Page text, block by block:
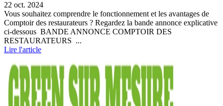
22 oct. 2024
Vous souhaitez comprendre le fonctionnement et les avantages de
Comptoir des restaurateurs ? Regardez la bande annonce explicative
ci-dessous BANDE ANNONCE COMPTOIR DES
RESTAURATEURS ...
Lire l'article